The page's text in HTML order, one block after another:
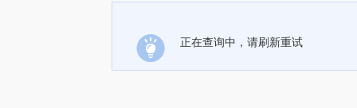
正在查询中，请刷新重试